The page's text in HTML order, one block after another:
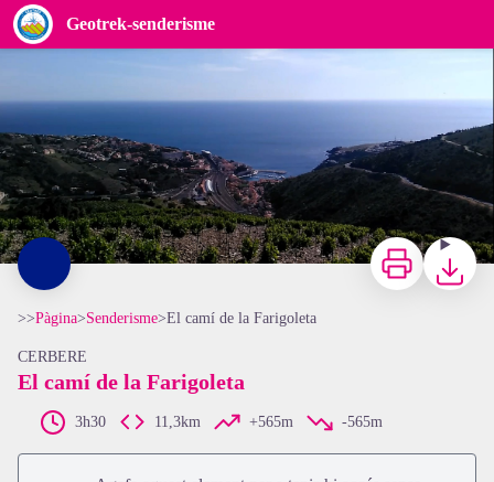
Geotrek-senderisme
El camí de la Farigoleta
ImprimirBaixar
>>Pàgina>Senderisme>El camí de la Farigoleta
CERBERE
El camí de la Farigoleta
3h30 11,3km +565m -565m